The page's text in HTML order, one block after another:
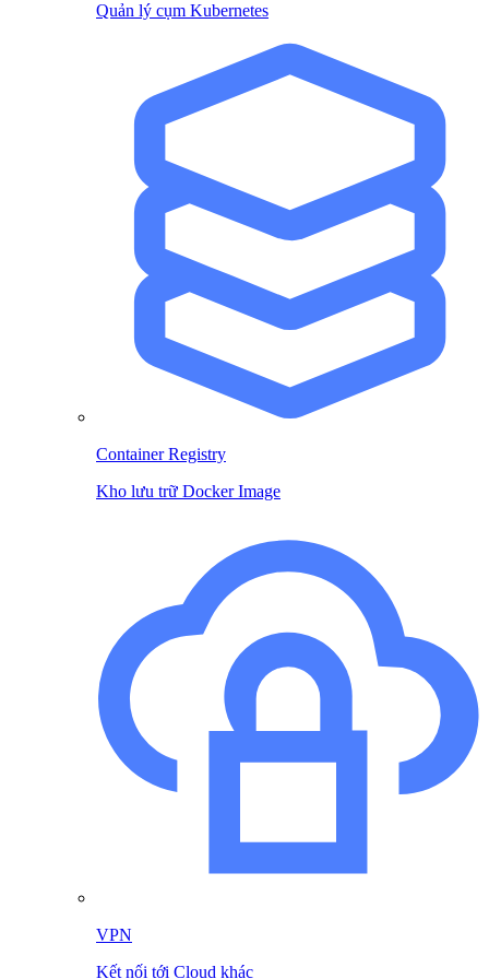
Quản lý cụm Kubernetes
Container Registry
Kho lưu trữ Docker Image
VPN
Kết nối tới Cloud khác